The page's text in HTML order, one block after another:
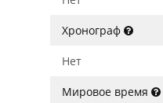
Хронограф
Нет
Мировое время